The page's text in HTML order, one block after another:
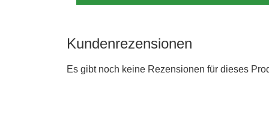
Kundenrezensionen
Es gibt noch keine Rezensionen für dieses